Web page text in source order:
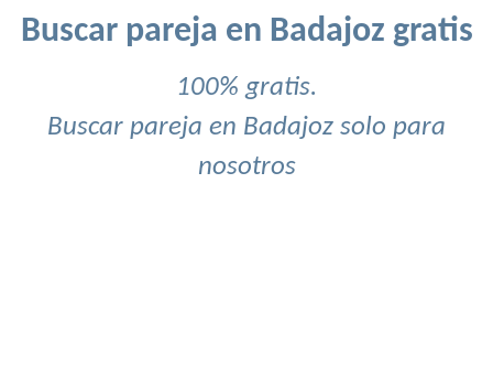
Buscar pareja en Badajoz gratis
100% gratis.
Buscar pareja en Badajoz solo para
nosotros